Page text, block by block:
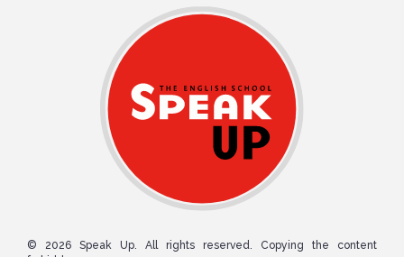
© 2026 Speak Up. All rights reserved. Copying the content